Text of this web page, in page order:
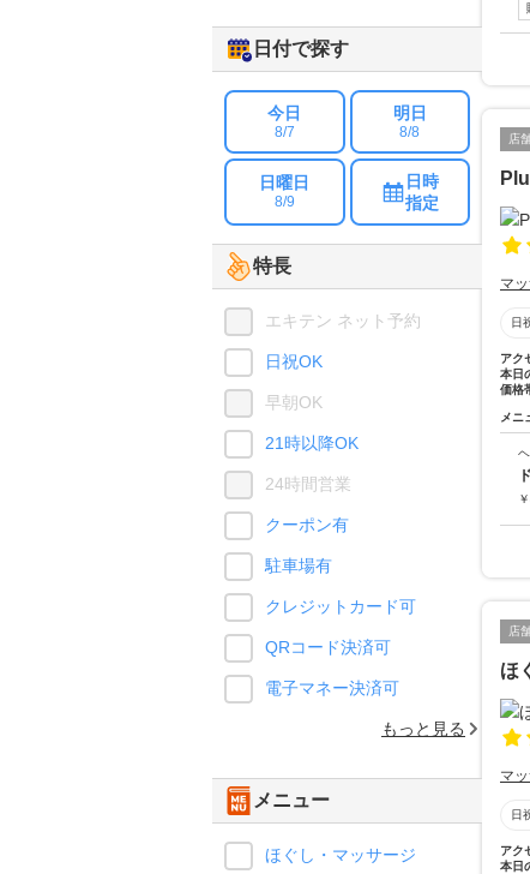
店
マ
日
アク
本日
価格
メニ
￥
店
ほ
マ
日
アク
本日
日付で探す
今日
8/7
明日
8/8
日曜日
8/9
日時
指定
特長
エキテン ネット予約
日祝OK
早朝OK
21時以降OK
24時間営業
クーポン有
駐車場有
クレジットカード可
QRコード決済可
電子マネー決済可
もっと見る
メニュー
ほぐし・マッサージ